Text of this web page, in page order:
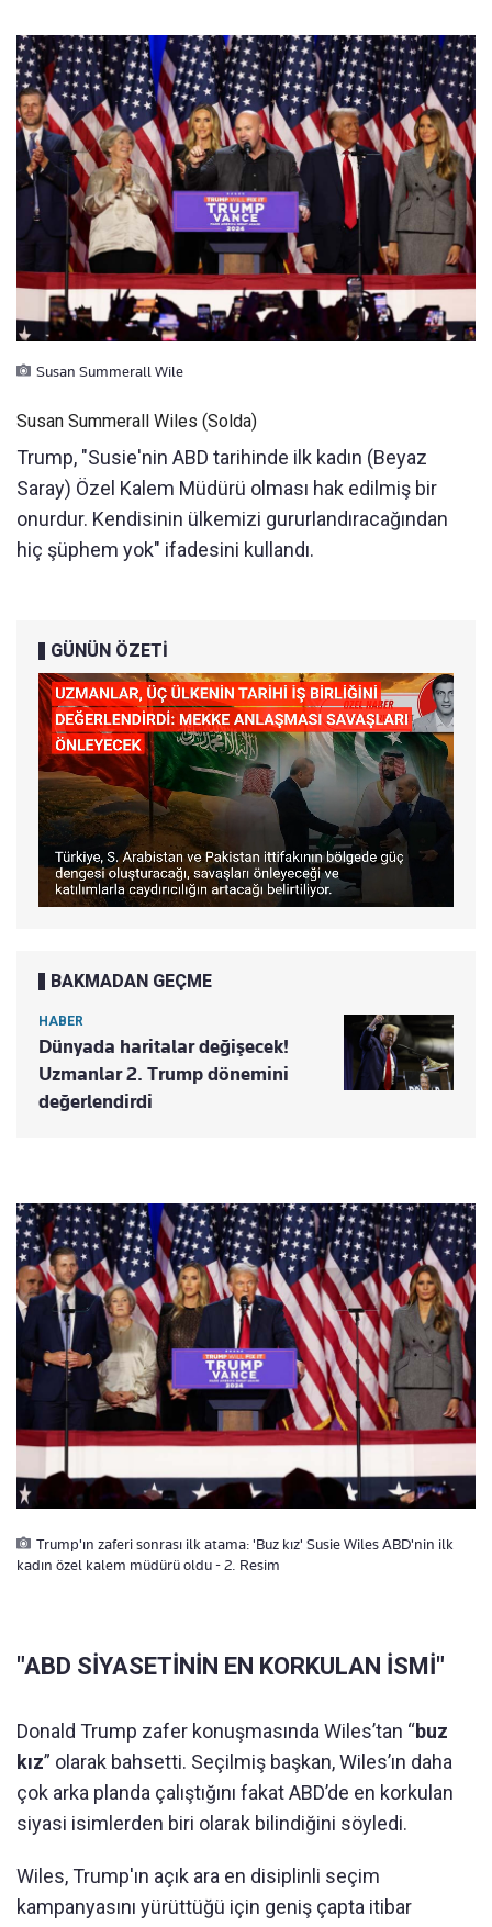
Susan Summerall Wile
Susan Summerall Wiles (Solda)
Trump, "Susie'nin ABD tarihinde ilk kadın (Beyaz
Saray) Özel Kalem Müdürü olması hak edilmiş bir
onurdur. Kendisinin ülkemizi gururlandıracağından
hiç şüphem yok" ifadesini kullandı.
GÜNÜN ÖZETİ
BAKMADAN GEÇME
HABER
Dünyada haritalar değişecek!
Uzmanlar 2. Trump dönemini
değerlendirdi
Trump'ın zaferi sonrası ilk atama: 'Buz kız' Susie Wiles ABD'nin ilk
kadın özel kalem müdürü oldu - 2. Resim
"ABD SİYASETİNİN EN KORKULAN İSMİ"
Donald Trump zafer konuşmasında Wiles’tan “buz
kız” olarak bahsetti. Seçilmiş başkan, Wiles’ın daha
çok arka planda çalıştığını fakat ABD’de en korkulan
siyasi isimlerden biri olarak bilindiğini söyledi.
Wiles, Trump'ın açık ara en disiplinli seçim
kampanyasını yürüttüğü için geniş çapta itibar